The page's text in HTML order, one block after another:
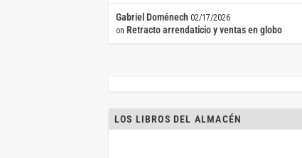
Gabriel Doménech 02/17/2026
on Retracto arrendaticio y ventas en globo
LOS LIBROS DEL ALMACÉN